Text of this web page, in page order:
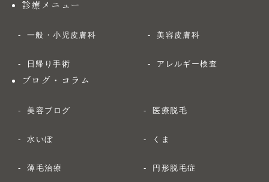
診療メニュー
一般・小児皮膚科 美容皮膚科
日帰り手術
アレルギー検査
ブログ・コラム
美容ブログ 医療脱毛
水いぼ くま
薄毛治療 円形脱毛症